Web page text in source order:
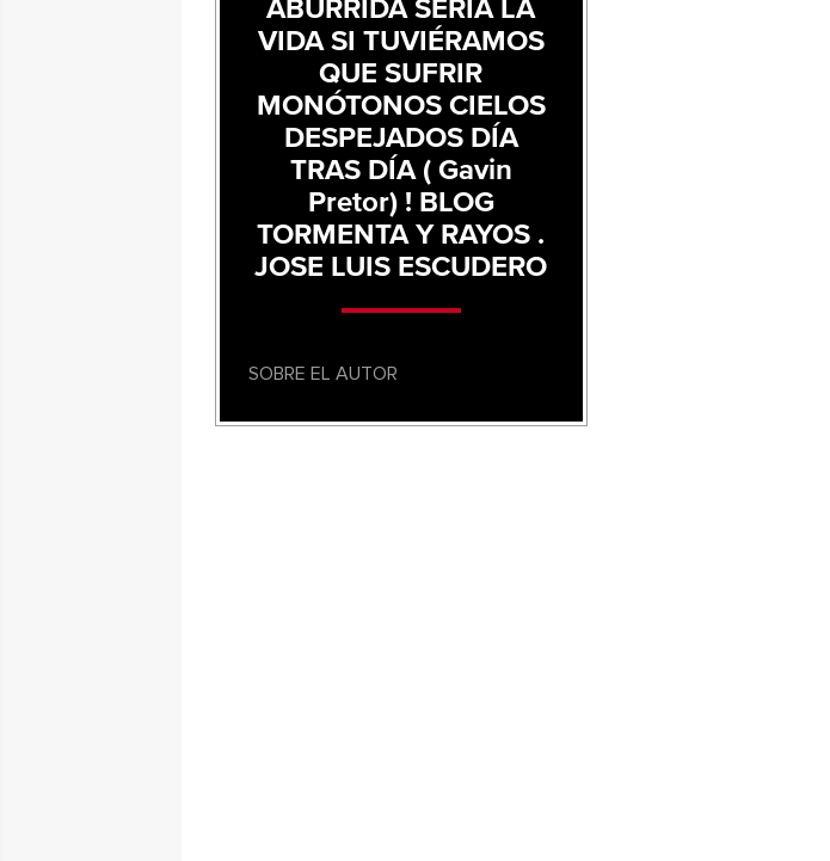
ABURRIDA SERIA LA
VIDA SI TUVIÉRAMOS
QUE SUFRIR
MONÓTONOS CIELOS
DESPEJADOS DÍA
TRAS DÍA ( Gavin
Pretor) ! BLOG
TORMENTA Y RAYOS .
JOSE LUIS ESCUDERO
SOBRE EL AUTOR